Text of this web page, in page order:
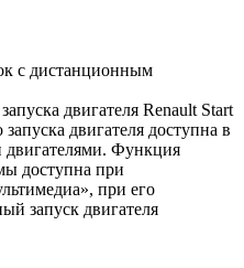
с дистанционным
двигателя Renault Start
двигателя доступна в
двигателями. Функция
доступна при
при его
запуск двигателя